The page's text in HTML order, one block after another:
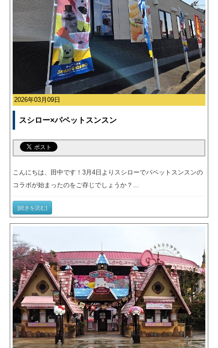
2026年03月09日
スシロー×パペットスンスン
こんにちは、田中です！3月4日よりスシローでパペットスンスンの
コラボが始まったのをご存じでしょうか？…
[続きを読む]